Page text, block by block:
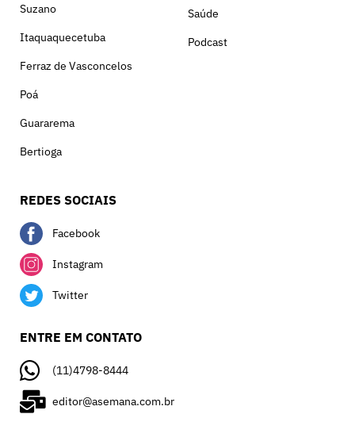
Suzano
Itaquaquecetuba
Ferraz de Vasconcelos
Poá
Guararema
Bertioga
Saúde
Podcast
REDES SOCIAIS
Facebook
Instagram
Twitter
ENTRE EM CONTATO
(11)4798-8444
editor@asemana.com.br